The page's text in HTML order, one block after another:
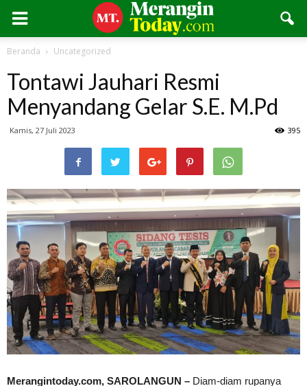
Beranda Uncategorized
Tontawi Jauhari Resmi
Menyandang Gelar S.E. M.Pd
Kamis, 27 Juli 2023 395
Merangintoday.com, SAROLANGUN – Diam-diam rupanya